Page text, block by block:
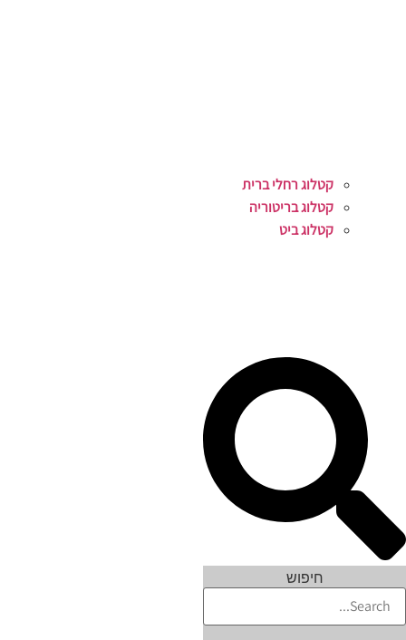
קטלוג רחלי ברית
קטלוג בריטוריה
קטלוג ביט
חיפוש